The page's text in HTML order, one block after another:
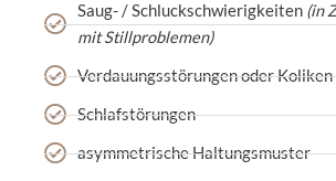
Saug- / Schluckschwierigkeiten (in
mit Stillproblemen)
Verdauungsstörungen oder Koliken
Schlafstörungen
asymmetrische Haltungsmuster